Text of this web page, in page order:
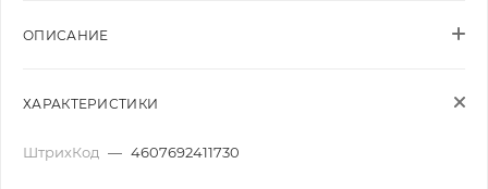
ОПИСАНИЕ
ХАРАКТЕРИСТИКИ
ШтрихКод — 4607692411730